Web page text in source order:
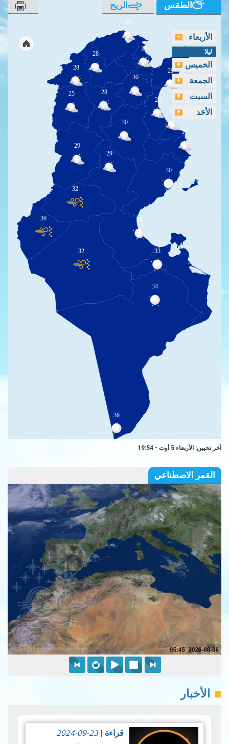
الطقس الريح
30
29
29
30
28
28
28
25
30
29
29
28
29
29
30
31
32
36
32 33
34
36
الأربعاء
ليلا
الخميس
الجمعة
السبت
الأحَد
آخر تحيين: الأربعاء 5 أوت - 19:54
القمر الاصطناعي
الأخبار
قراءة |
2024-09-23